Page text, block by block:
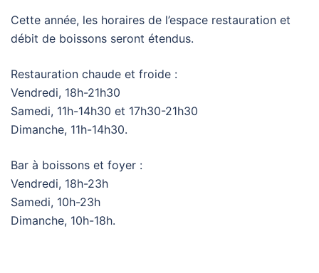
Cette année, les horaires de l’espace restauration et
débit de boissons seront étendus.
Restauration chaude et froide :
Vendredi, 18h-21h30
Samedi, 11h-14h30 et 17h30-21h30
Dimanche, 11h-14h30.
Bar à boissons et foyer :
Vendredi, 18h-23h
Samedi, 10h-23h
Dimanche, 10h-18h.